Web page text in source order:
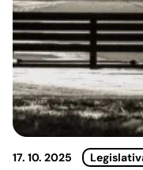
17. 10. 2025